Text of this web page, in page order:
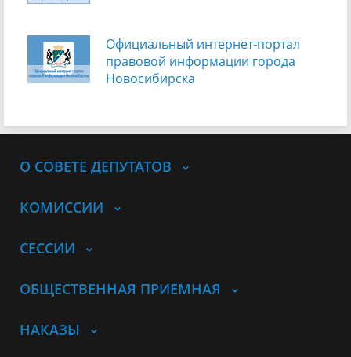
Официальный интернет-портал
правовой информации города
Новосибирска
О СОВЕТЕ ДЕПУТАТОВ
КОМИССИИ
СЕССИИ
ОБЩЕСТВЕННАЯ ПРИЕМНАЯ
НАКАЗЫ